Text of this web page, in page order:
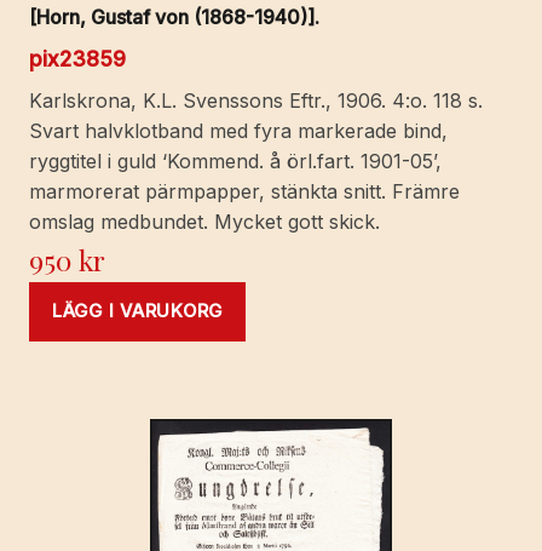
[Horn, Gustaf von (1868-1940)].
pix23859
Karlskrona, K.L. Svenssons Eftr., 1906. 4:o. 118 s.
Svart halvklotband med fyra markerade bind,
ryggtitel i guld ‘Kommend. å örl.fart. 1901-05’,
marmorerat pärmpapper, stänkta snitt. Främre
omslag medbundet. Mycket gott skick.
950kr
LÄGG I VARUKORG